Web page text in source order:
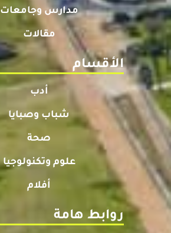
مدارس وجامعات
مقالات
الأقسام
أدب
شباب وصبايا
صحة
علوم وتكنولوجيا
أفلام
روابط هامة